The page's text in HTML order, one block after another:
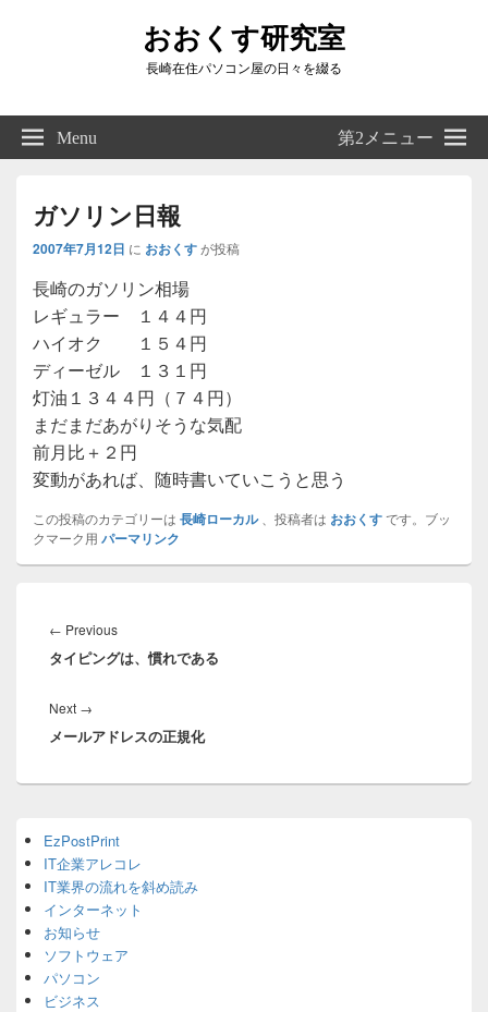
おおくす研究室
長崎在住パソコン屋の日々を綴る
Right
Sidebar
Widget
Menu 第2メニュー
ガソリン日報
2007年7月12日 に おおくすが投稿
長崎のガソリン相場
レギュラー １４４円
ハイオク １５４円
ディーゼル １３１円
灯油１３４４円（７４円）
まだまだあがりそうな気配
前月比＋２円
変動があれば、随時書いていこうと思う
この投稿のカテゴリーは 長崎ローカル、投稿者は おおくすです。ブッ
クマーク用 パーマリンク
稿
ナ
ゲ
シ
← PreviousPrevious
post:
タイピングは、慣れである
Next →
post:
メールアドレスの正規化
Sidebar
Widget
Area
EzPostPrint
IT企業アレコレ
IT業界の流れを斜め読み
インターネット
お知らせ
ソフトウェア
パソコン
ビジネス